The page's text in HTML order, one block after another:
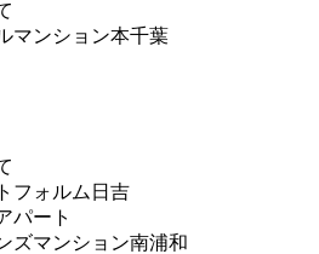
ション本千葉
ルム日吉
ート
ンション南浦和